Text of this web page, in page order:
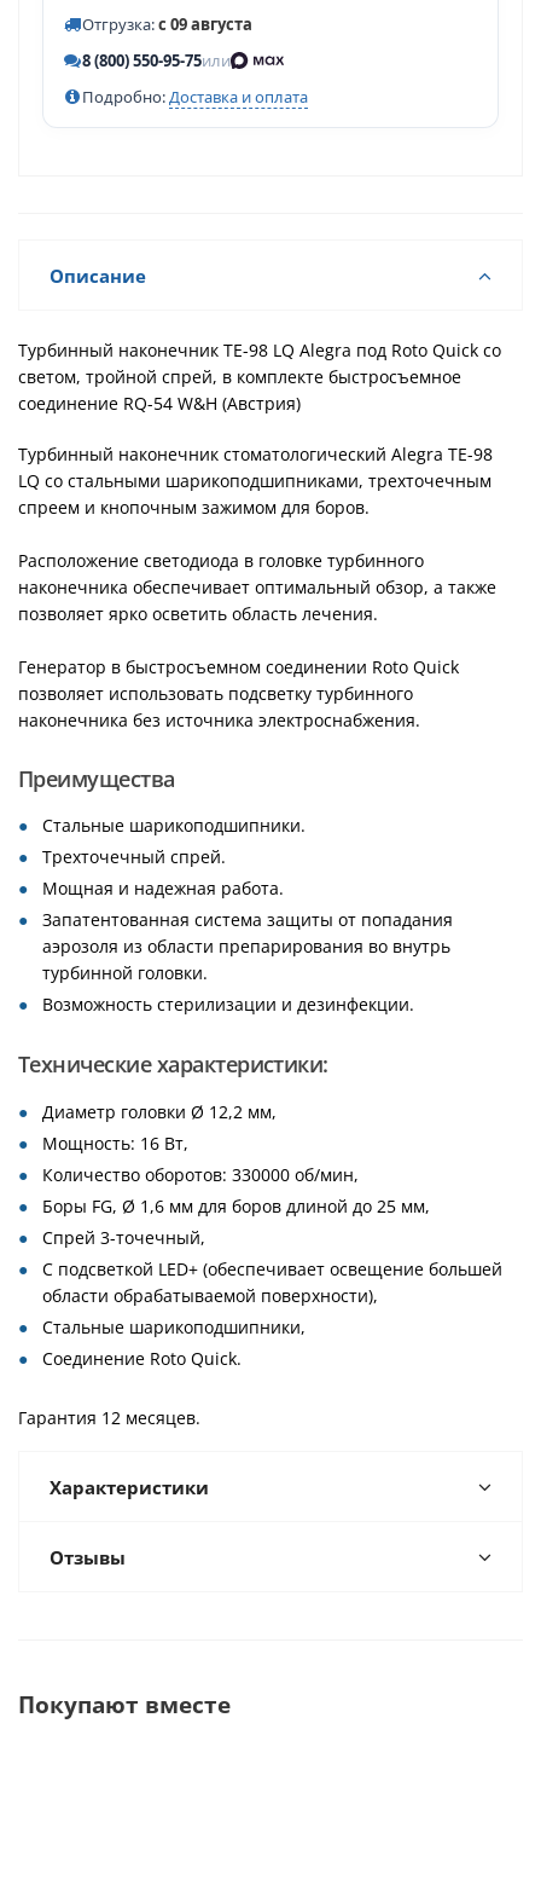
Отгрузка:с 09 августа
8 (800) 550-95-75или
Подробно:Доставка и оплата
Описание
Турбинный наконечник TE-98 LQ Alegra под Roto Quick со
светом, тройной спрей, в комплекте быстросъемное
соединение RQ-54 W&H (Австрия)
Турбинный наконечник стоматологический Alegra TE-98
LQ со стальными шарикоподшипниками, трехточечным
спреем и кнопочным зажимом для боров.
Расположение светодиода в головке турбинного
наконечника обеспечивает оптимальный обзор, а также
позволяет ярко осветить область лечения.
Генератор в быстросъемном соединении Roto Quick
позволяет использовать подсветку турбинного
наконечника без источника электроснабжения.
Преимущества
Стальные шарикоподшипники.
Трехточечный спрей.
Мощная и надежная работа.
Запатентованная система защиты от попадания
аэрозоля из области препарирования во внутрь
турбинной головки.
Возможность стерилизации и дезинфекции.
Технические характеристики:
Диаметр головки Ø 12,2 мм,
Мощность: 16 Вт,
Количество оборотов: 330000 об/мин,
Боры FG, Ø 1,6 мм для боров длиной до 25 мм,
Спрей 3-точечный,
С подсветкой LED+ (обеспечивает освещение большей
области обрабатываемой поверхности),
Стальные шарикоподшипники,
Соединение Roto Quick.
Гарантия 12 месяцев.
Характеристики
Отзывы
Покупают вместе